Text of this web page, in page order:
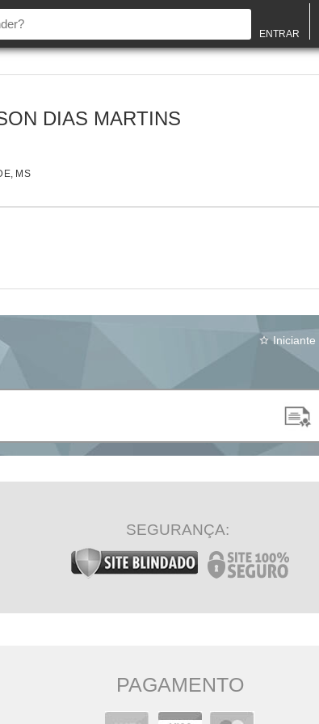
ENTRAR
DIAS MARTINS
MS
star_border Iniciante
SEGURANÇA:
PAGAMENTO